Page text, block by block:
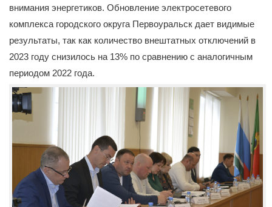
внимания энергетиков. Обновление электросетевого
комплекса городского округа Первоуральск дает видимые
результаты, так как количество внештатных отключений в
2023 году снизилось на 13% по сравнению с аналогичным
периодом 2022 года.